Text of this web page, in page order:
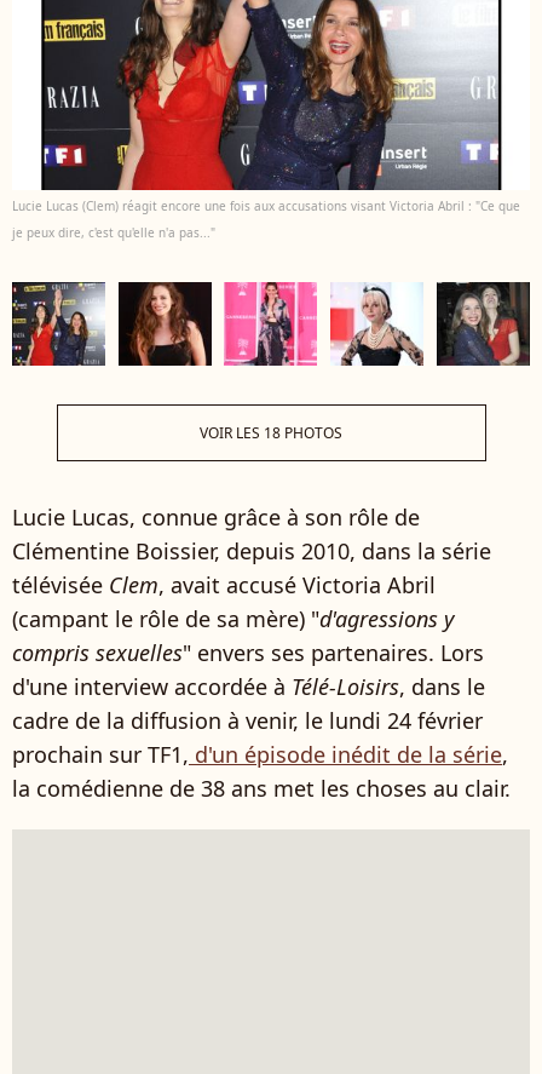
Lucie Lucas (Clem) réagit encore une fois aux accusations visant Victoria Abril : "Ce que
je peux dire, c'est qu'elle n'a pas..."
VOIR LES 18 PHOTOS
Lucie Lucas, connue grâce à son rôle de
Clémentine Boissier, depuis 2010, dans la série
télévisée Clem, avait accusé Victoria Abril
(campant le rôle de sa mère) "d'agressions y
compris sexuelles" envers ses partenaires. Lors
d'une interview accordée à Télé-Loisirs, dans le
cadre de la diffusion à venir, le lundi 24 février
prochain sur TF1, d'un épisode inédit de la série,
la comédienne de 38 ans met les choses au clair.